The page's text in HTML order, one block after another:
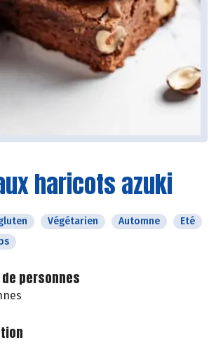
haricots azuki
Végétarien Automne
Eté
de personnes